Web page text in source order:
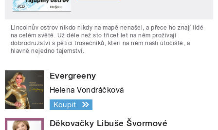
Lincolnův ostrov nikdo nikdy na mapě nenašel, a přece ho znají lidé
na celém světě. Už déle než sto třicet let na něm prožívají
dobrodružství s pěticí trosečníků, kteří na něm našli útočiště, a
hlavně nejedno tajemství.
Evergreeny
Helena Vondráčková
Koupit
Děkovačky Libuše Švormové